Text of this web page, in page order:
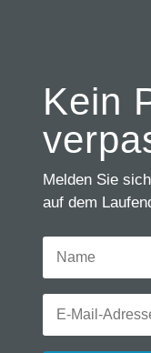
Kein
Melden Sie
auf dem